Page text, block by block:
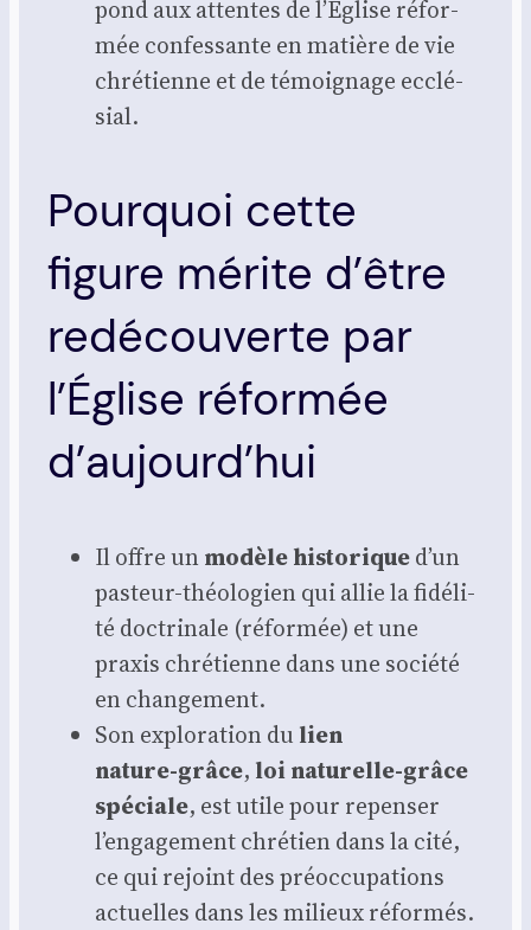
pond aux attentes de l’Église réfor­
mée confes­sante en matière de vie
chré­tienne et de témoi­gnage ecclé­
sial.
Pourquoi cette
figure mérite d’être
redécouverte par
l’Église réformée
d’aujourd’hui
Il offre unmodèle his­to­riqued’un
pasteur‑théologien qui allie la fidé­li­
té doc­tri­nale (réfor­mée) et une
praxis chré­tienne dans une socié­té
en chan­ge­ment.
Son explo­ra­tion du lien
nature‑grâce, loi naturelle‑grâce
spé­ciale, est utile pour repen­ser
l’engagement chré­tien dans la cité,
ce qui rejoint des pré­oc­cu­pa­tions
actuelles dans les milieux réfor­més.